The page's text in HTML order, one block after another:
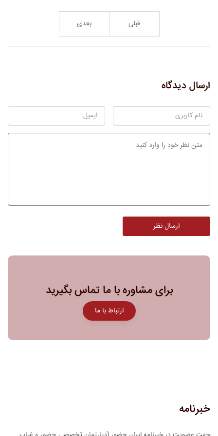
قبلی بعدی
ارسال دیدگاه
برای مشاوره با ما تماس بگیرید
ارتباط با ما
خبرنامه